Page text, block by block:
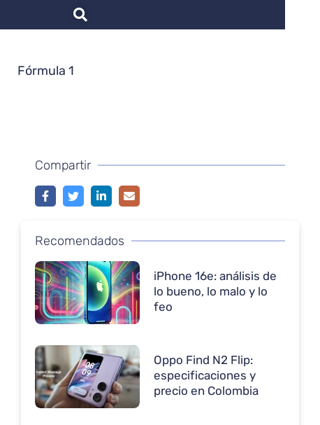
Fórmula 1
Compartir
Recomendados
iPhone 16e: análisis de
lo bueno, lo malo y lo
feo
Oppo Find N2 Flip:
especificaciones y
precio en Colombia